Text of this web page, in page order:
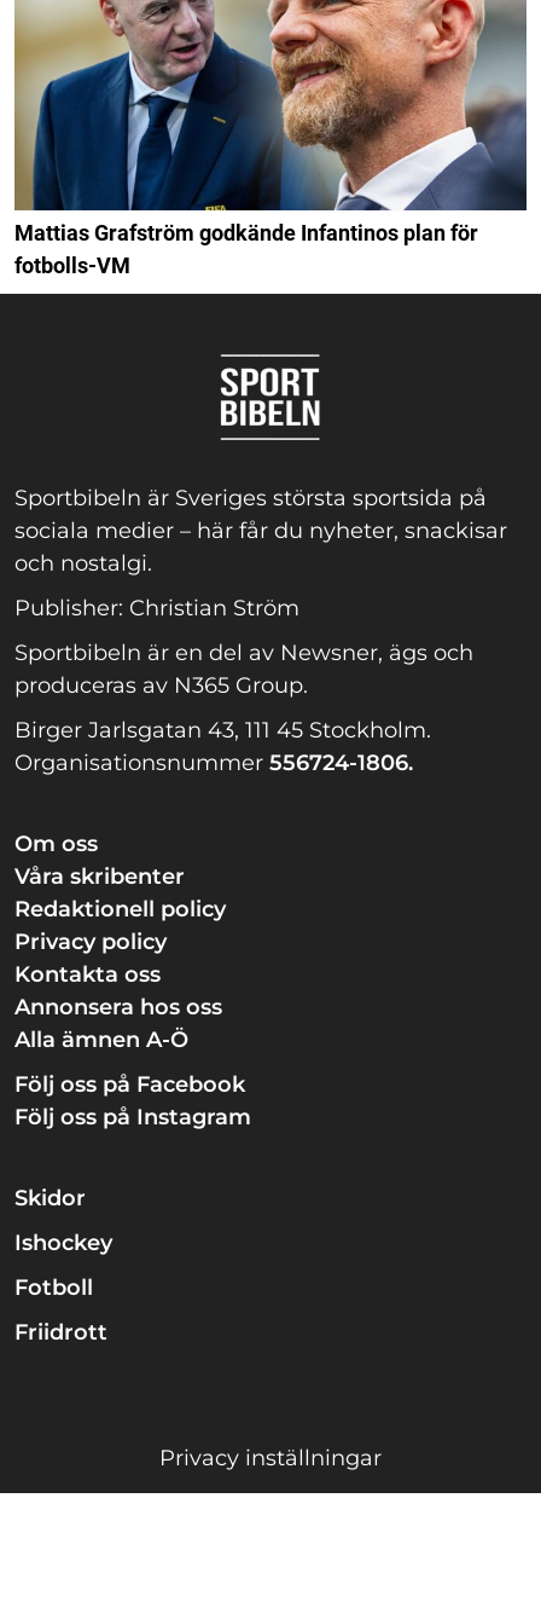
Mattias Grafström godkände Infantinos plan för
fotbolls-VM
Sportbibeln är Sveriges största sportsida på
sociala medier – här får du nyheter, snackisar
och nostalgi.
Publisher: Christian Ström
Sportbibeln är en del av Newsner, ägs och
produceras av N365 Group.
Birger Jarlsgatan 43, 111 45 Stockholm.
Organisationsnummer 556724-1806.
Om oss
Våra skribenter
Redaktionell policy
Privacy policy
Kontakta oss
Annonsera hos oss
Alla ämnen A-Ö
Följ oss på Facebook
Följ oss på Instagram
Skidor
Ishockey
Fotboll
Friidrott
Privacy inställningar